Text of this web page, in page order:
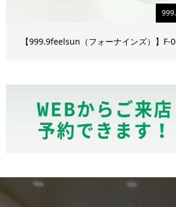
【999.9feelsun（フォーナインズ）】F-